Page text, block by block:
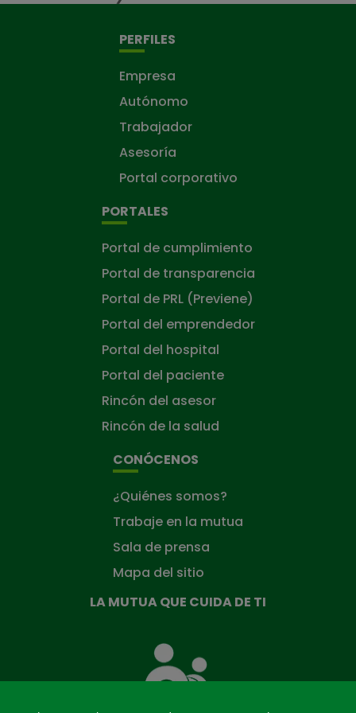
PERFILES
Empresa
Autónomo
Trabajador
Asesoría
Portal corporativo
PORTALES
Portal de cumplimiento
Portal de transparencia
Portal de PRL (Previene)
Portal del emprendedor
Portal del hospital
Portal del paciente
Rincón del asesor
Rincón de la salud
CONÓCENOS
¿Quiénes somos?
Trabaje en la mutua
Sala de prensa
Mapa del sitio
LA MUTUA QUE CUIDA DE TI
Mutua
que